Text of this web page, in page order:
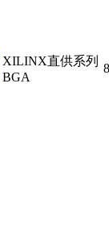
XILINX直供系列
BGA